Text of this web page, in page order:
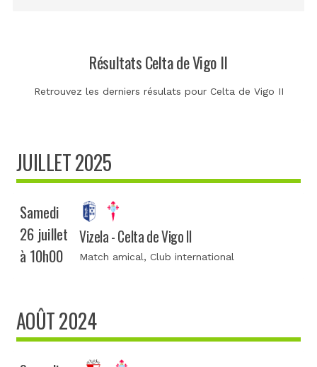
Résultats Celta de Vigo II
Retrouvez les derniers résulats pour Celta de Vigo II
JUILLET 2025
Samedi
26 juillet
à 10h00
Vizela - Celta de Vigo II
Match amical, Club international
AOÛT 2024